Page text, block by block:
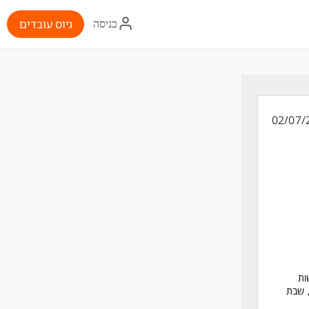
איקון
התחברות
כניסה גיוס עובדים
02/07/
24/7, כולל שישי, שבת